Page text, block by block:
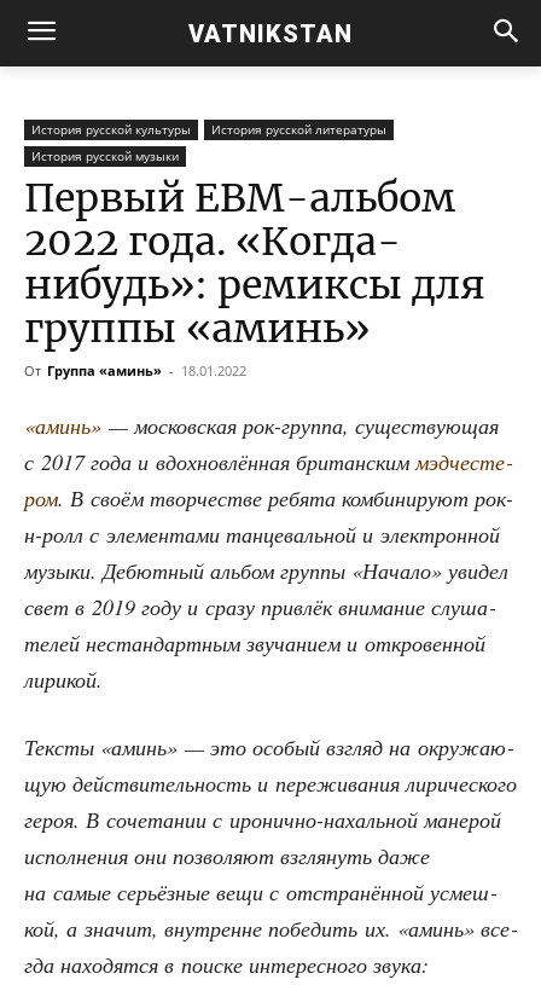
VATNIKSTAN
История русской культуры
История русской литературы
История русской музыки
Первый EBM-альбом
2022 года. «Когда-
нибудь»: ремиксы для
группы «аминь»
От Группа «аминь» - 18.01.2022
«аминь» — мос­ков­ская рок-груп­па, суще­ству­ю­щая
с 2017 года и вдох­нов­лён­ная бри­тан­скиммэд­че­сте­
ром. В сво­ём твор­че­стве ребя­та ком­би­ни­ру­ют рок-
н-ролл с эле­мен­та­ми тан­це­валь­ной и элек­трон­ной
музы­ки. Дебют­ный аль­бом груп­пы «Нача­ло» уви­дел
свет в 2019 году и сра­зу при­влёк вни­ма­ние слу­ша­
те­лей нестан­дарт­ным зву­ча­ни­ем и откро­вен­ной
лирикой.
Тек­сты «аминь» — это осо­бый взгляд на окру­жа­ю­
щую дей­стви­тель­ность и пере­жи­ва­ния лири­че­ско­го
героя. В соче­та­нии с иро­нич­но-нахаль­ной мане­рой
испол­не­ния они поз­во­ля­ют взгля­нуть даже
на самые серьёз­ные вещи с отстра­нён­ной усмеш­
кой, а зна­чит, внут­ренне побе­дить их. «аминь» все­
гда нахо­дят­ся в поис­ке инте­рес­но­го зву­ка: